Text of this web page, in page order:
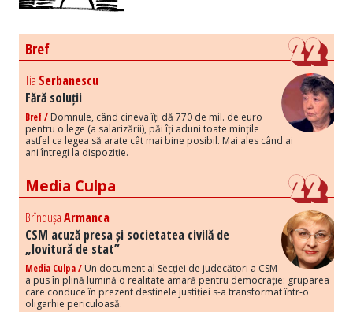
Bref
Tia Serbanescu
Fără soluții
Bref / Domnule, când cineva îți dă 770 de mil. de euro
pentru o lege (a salarizării), păi îți aduni toate mințile
astfel ca legea să arate cât mai bine posibil. Mai ales când ai
ani întregi la dispoziție.
Media Culpa
BrîndușaArmanca
CSM acuză presa și societatea civilă de
„lovitură de stat”
Media Culpa / Un document al Secției de judecători a CSM
a pus în plină lumină o realitate amară pentru democrație: gruparea
care conduce în prezent destinele justiției s-a transformat într-o
oligarhie periculoasă.